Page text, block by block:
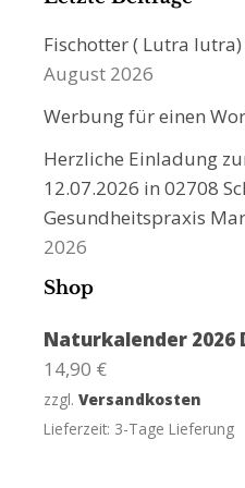
Fischotter ( Lutra
August 2026
Werbung für einen
Herzliche Einladung
12.07.2026 in 02708
Gesundheitspraxis
2026
Shop
Naturkalender 2026
14,90 €
zzgl. Versandkosten
Lieferzeit: 3-Tage Lieferung